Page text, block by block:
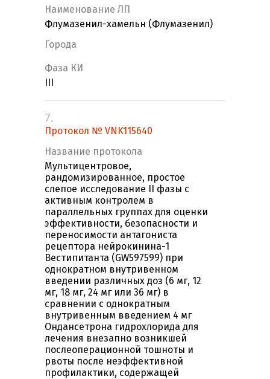
Наименование ЛП
Флумазенил-хамельн (Флумазенил)
Города
Фаза КИ
7.
Протокол № VNK115640
Название протокола
Мультицентровое,
рандомизированное, простое
слепое исследование II фазы с
активным контролем в
параллельных группах для оценки
эффективности, безопасности и
переносимости антагониста
рецептора нейрокинина-1
Вестипитанта (GW597599) при
однократном внутривенном
введении различных доз (6 мг, 12
мг, 18 мг, 24 мг или 36 мг) в
сравнении с однократным
внутривенным введением 4 мг
Ондансетрона гидрохлорида для
лечения внезапно возникшей
послеоперационной тошноты и
рвоты после неэффективной
профилактики, содержащей